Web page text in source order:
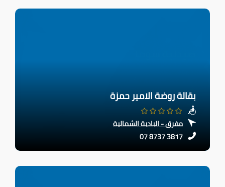
بقالة روضة الامير حمزة
مفرق - البادية الشمالية
07 8737 3817